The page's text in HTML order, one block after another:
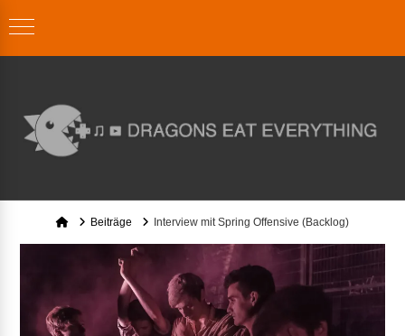
HomeBeiträge Interview mit Spring Offensive (Backlog)